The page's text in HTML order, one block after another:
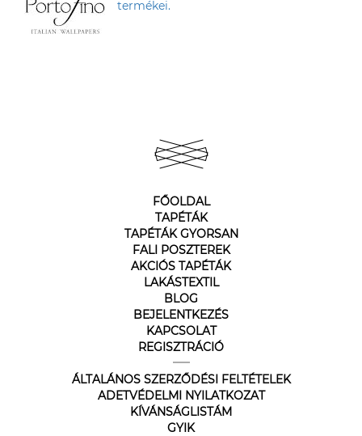
termékei.
FŐOLDAL
TAPÉTÁK
TAPÉTÁK GYORSAN
FALI POSZTEREK
AKCIÓS TAPÉTÁK
LAKÁSTEXTIL
BLOG
BEJELENTKEZÉS
KAPCSOLAT
REGISZTRÁCIÓ
ÁLTALÁNOS SZERZŐDÉSI FELTÉTELEK
ADETVÉDELMI NYILATKOZAT
KÍVÁNSÁGLISTÁM
GYIK